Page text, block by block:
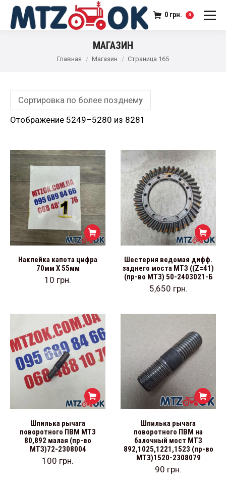
0 грн. 0
МАГАЗИН
Главная Магазин Страница 165
Отображение 5249–5280 из 8281
Наклейка капота цифра
70мм Х 55мм
10 грн.
Шестерня ведомая дифф.
заднего моста МТЗ ((Z=41)
(пр-во МТЗ) 50-2403021-Б
5,650 грн.
Шпилька рычага
поворотного ПВМ МТЗ
80,892 малая (пр-во
МТЗ)72-2308004
100 грн.
Шпилька рычага
поворотного ПВМ на
балочный мост МТЗ
892,1025,1221,1523 (пр-во
МТЗ)1520-2308079
90 грн.